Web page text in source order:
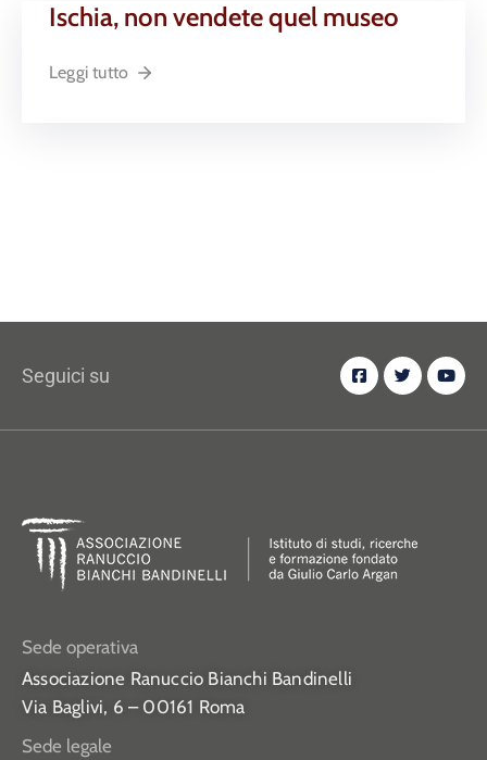
Ischia, non vendete quel museo
Leggi tutto
Seguici su
Sede operativa
Associazione Ranuccio Bianchi Bandinelli
Via Baglivi, 6 – 00161 Roma
Sede legale